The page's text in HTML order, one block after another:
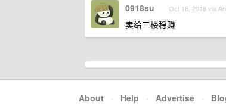
0918su Oct 18, 2018 via
卖给三楼稳赚
About · Help · Advertise ·